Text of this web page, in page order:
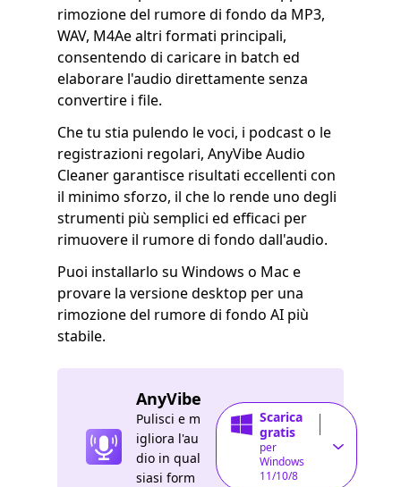
rimozione del rumore di fondo da MP3,
WAV, M4Ae altri formati principali,
consentendo di caricare in batch ed
elaborare l'audio direttamente senza
convertire i file.
Che tu stia pulendo le voci, i podcast o le
registrazioni regolari, AnyVibe Audio
Cleaner garantisce risultati eccellenti con
il minimo sforzo, il che lo rende uno degli
strumenti più semplici ed efficaci per
rimuovere il rumore di fondo dall'audio.
Puoi installarlo su Windows o Mac e
provare la versione desktop per una
rimozione del rumore di fondo AI più
stabile.
AnyVibe
Pulisci e m
igliora l'au
dio in qual
siasi form
Scarica
gratis
per
Windows
11/10/8